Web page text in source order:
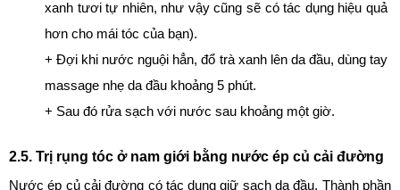
xanh tươi tự nhiên, như vậy cũng sẽ có tác dụng hiệu quả
hơn cho mái tóc của bạn).
+ Đợi khi nước nguội hẳn, đổ trà xanh lên da đầu, dùng tay
massage nhẹ da đầu khoảng 5 phút.
+ Sau đó rửa sạch với nước sau khoảng một giờ.
2.5. Trị rụng tóc ở nam giới bằng nước ép củ cải đường
Nước ép củ cải đường có tác dụng giữ sạch da đầu. Thành phần